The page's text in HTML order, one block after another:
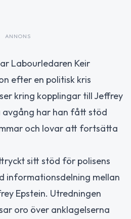
ANNONS
Labourledaren Keir
efter en politisk kris
kring kopplingar till Jeffrey
avgång har han fått stöd
och lovar att fortsätta
sitt stöd för polisens
informationsdelning mellan
Epstein. Utredningen
oro över anklagelserna